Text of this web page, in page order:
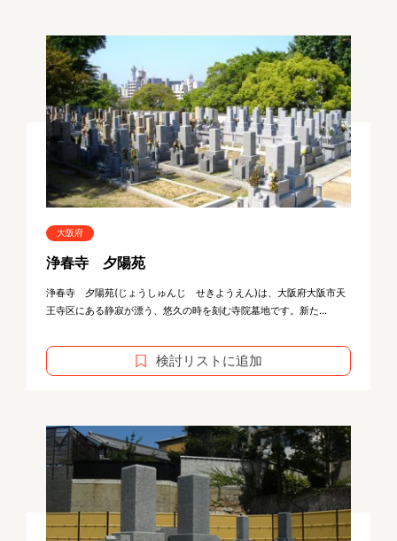
大阪府
浄春寺 夕陽苑
浄春寺 夕陽苑(じょうしゅんじ せきようえん)は、大阪府大阪市天
王寺区にある静寂が漂う、悠久の時を刻む寺院墓地です。新た...
検討リストに追加